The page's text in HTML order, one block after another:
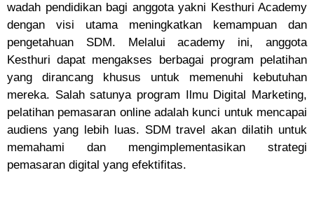
wadah pendidikan bagi anggota yakni Kesthuri Academy
dengan visi utama meningkatkan kemampuan dan
pengetahuan SDM. Melalui academy ini, anggota
Kesthuri dapat mengakses berbagai program pelatihan
yang dirancang khusus untuk memenuhi kebutuhan
mereka. Salah satunya program Ilmu Digital Marketing,
pelatihan pemasaran online adalah kunci untuk mencapai
audiens yang lebih luas. SDM travel akan dilatih untuk
memahami dan mengimplementasikan strategi
pemasaran digital yang efektifitas.